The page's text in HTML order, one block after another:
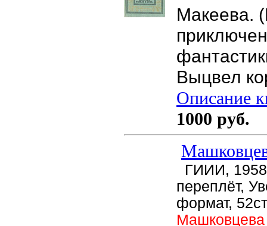
Макеева.
Выцвел
Описание
1000 руб.
ГИИИ,
переплёт,
формат,